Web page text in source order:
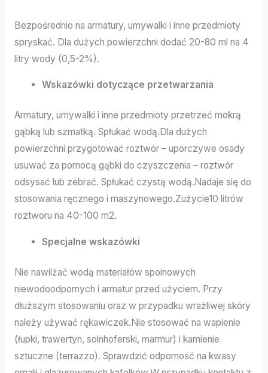
Bezpośrednio na armatury, umywalki i inne przedmioty
spryskać. Dla dużych powierzchni dodać 20-80 ml na 4
litry wody (0,5-2%).
Wskazówki dotyczące przetwarzania
Armatury, umywalki i inne przedmioty przetrzeć mokrą
gąbką lub szmatką. Spłukać wodą.Dla dużych
powierzchni przygotować roztwór – uporczywe osady
usuwać za pomocą gąbki do czyszczenia – roztwór
odsysać lub zebrać. Spłukać czystą wodą.Nadaje się do
stosowania ręcznego i maszynowego.Zużycie10 litrów
roztworu na 40-100 m2.
Specjalne wskazówki
Nie nawilżać wodą materiałów spoinowych
niewodoodpornych i armatur przed użyciem. Przy
dłuższym stosowaniu oraz w przypadku wrażliwej skóry
należy używać rękawiczek.Nie stosować na wapienie
(łupki, trawertyn, solnhoferski, marmur) i kamienie
sztuczne (terrazzo). Sprawdzić odporność na kwasy